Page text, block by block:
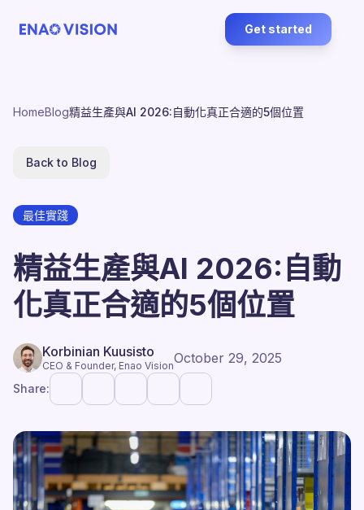
Get started
HomeBlog精益生產與AI 2026:自動化真正合適的5個位置
Back to Blog
最佳實踐
精益生產與AI 2026:自動
化真正合適的5個位置
Korbinian Kuusisto
CEO & Founder, Enao VisionOctober 29, 2025
Share: